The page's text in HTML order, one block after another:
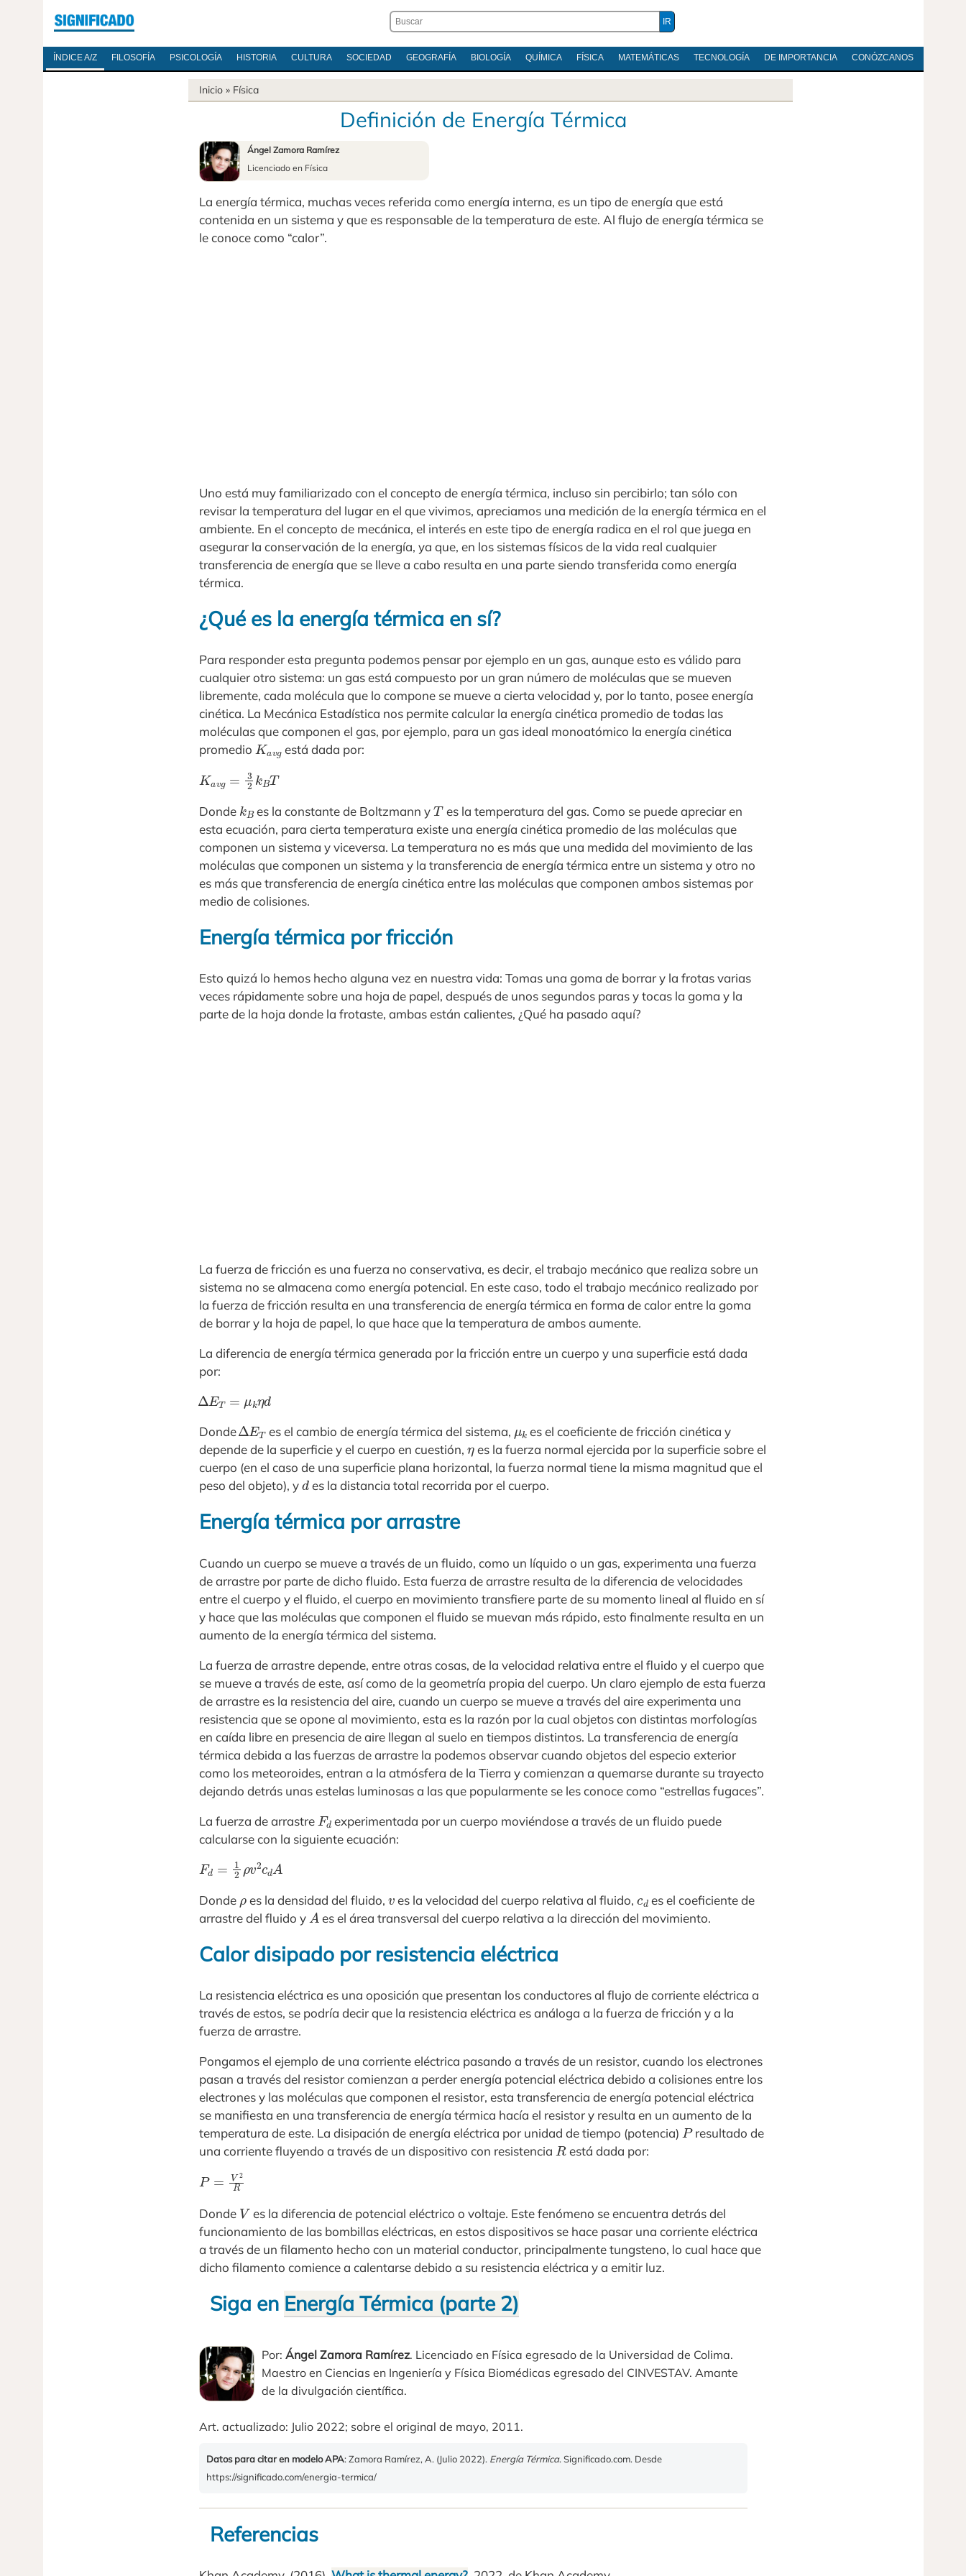
ÍNDICE A/Z FILOSOFÍA PSICOLOGÍA HISTORIA CULTURA SOCIEDAD GEOGRAFÍA BIOLOGÍA QUÍMICA FÍSICA MATEMÁTICAS TECNOLOGÍA DE IMPORTANCIA CONÓZCANOS
Inicio » Física
Definición de Energía Térmica
Ángel Zamora Ramírez
Licenciado en Física
La energía térmica, muchas veces referida como energía interna, es un tipo de energía que está
contenida en un sistema y que es responsable de la temperatura de este. Al flujo de energía térmica se
le conoce como “calor”.
Uno está muy familiarizado con el concepto de energía térmica, incluso sin percibirlo; tan sólo con
revisar la temperatura del lugar en el que vivimos, apreciamos una medición de la energía térmica en el
ambiente. En el concepto de mecánica, el interés en este tipo de energía radica en el rol que juega en
asegurar la conservación de la energía, ya que, en los sistemas físicos de la vida real cualquier
transferencia de energía que se lleve a cabo resulta en una parte siendo transferida como energía
térmica.
¿Qué es la energía térmica en sí?
Para responder esta pregunta podemos pensar por ejemplo en un gas, aunque esto es válido para
cualquier otro sistema: un gas está compuesto por un gran número de moléculas que se mueven
libremente, cada molécula que lo compone se mueve a cierta velocidad y, por lo tanto, posee energía
cinética. La Mecánica Estadística nos permite calcular la energía cinética promedio de todas las
moléculas que componen el gas, por ejemplo, para un gas ideal monoatómico la energía cinética
promedio Kav g
está dada por:
Ka 32k BT
Donde k es la constante de Boltzmann yTes la temperatura del gas. Como se puede apreciar en
esta ecuación, para cierta temperatura existe una energía cinética promedio de las moléculas que
componen un sistema y viceversa. La temperatura no es más que una medida del movimiento de las
moléculas que componen un sistema y la transferencia de energía térmica entre un sistema y otro no
es más que transferencia de energía cinética entre las moléculas que componen ambos sistemas por
medio de colisiones.
Energía térmica por fricción
Esto quizá lo hemos hecho alguna vez en nuestra vida: Tomas una goma de borrar y la frotas varias
veces rápidamente sobre una hoja de papel, después de unos segundos paras y tocas la goma y la
parte de la hoja donde la frotaste, ambas están calientes, ¿Qué ha pasado aquí?
La fuerza de fricción es una fuerza no conservativa, es decir, el trabajo mecánico que realiza sobre un
sistema no se almacena como energía potencial. En este caso, todo el trabajo mecánico realizado por
la fuerza de fricción resulta en una transferencia de energía térmica en forma de calor entre la goma
de borrar y la hoja de papel, lo que hace que la temperatura de ambos aumente.
La diferencia de energía térmica generada por la fricción entre un cuerpo y una superficie está dada
por:
Δ E d
Donde Δ E es el cambio de energía térmica del sistema,
es el coeficiente de fricción cinética y
depende de la superficie y el cuerpo en cuestión, ηes la fuerza normal ejercida por la superficie sobre el
cuerpo (en el caso de una superficie plana horizontal, la fuerza normal tiene la misma magnitud que el
peso del objeto), y des la distancia total recorrida por el cuerpo.
Energía térmica por arrastre
Cuando un cuerpo se mueve a través de un fluido, como un líquido o un gas, experimenta una fuerza
de arrastre por parte de dicho fluido. Esta fuerza de arrastre resulta de la diferencia de velocidades
entre el cuerpo y el fluido, el cuerpo en movimiento transfiere parte de su momento lineal al fluido en sí
y hace que las moléculas que componen el fluido se muevan más rápido, esto finalmente resulta en un
aumento de la energía térmica del sistema.
La fuerza de arrastre depende, entre otras cosas, de la velocidad relativa entre el fluido y el cuerpo que
se mueve a través de este, así como de la geometría propia del cuerpo. Un claro ejemplo de esta fuerza
de arrastre es la resistencia del aire, cuando un cuerpo se mueve a través del aire experimenta una
resistencia que se opone al movimiento, esta es la razón por la cual objetos con distintas morfologías
en caída libre en presencia de aire llegan al suelo en tiempos distintos. La transferencia de energía
térmica debida a las fuerzas de arrastre la podemos observar cuando objetos del especio exterior
como los meteoroides, entran a la atmósfera de la Tierra y comienzan a quemarse durante su trayecto
dejando detrás unas estelas luminosas a las que popularmente se les conoce como “estrellas fugaces”.
La fuerza de arrastre Fd experimentada por un cuerpo moviéndose a través de un fluido puede
calcularse con la siguiente ecuación:
Fd 2 2 d
Donde es la densidad del fluido, es la velocidad del cuerpo relativa al fluido,
es el coeficiente de
arrastre del fluido yAes el área transversal del cuerpo relativa a la dirección del movimiento.
Calor disipado por resistencia eléctrica
La resistencia eléctrica es una oposición que presentan los conductores al flujo de corriente eléctrica a
través de estos, se podría decir que la resistencia eléctrica es análoga a la fuerza de fricción y a la
fuerza de arrastre.
Pongamos el ejemplo de una corriente eléctrica pasando a través de un resistor, cuando los electrones
pasan a través del resistor comienzan a perder energía potencial eléctrica debido a colisiones entre los
electrones y las moléculas que componen el resistor, esta transferencia de energía potencial eléctrica
se manifiesta en una transferencia de energía térmica hacía el resistor y resulta en un aumento de la
temperatura de este. La disipación de energía eléctrica por unidad de tiempo (potencia) Presultado de
una corriente fluyendo a través de un dispositivo con resistencia Restá dada por:
P= 2R
Donde Ves la diferencia de potencial eléctrico o voltaje. Este fenómeno se encuentra detrás del
funcionamiento de las bombillas eléctricas, en estos dispositivos se hace pasar una corriente eléctrica
a través de un filamento hecho con un material conductor, principalmente tungsteno, lo cual hace que
dicho filamento comience a calentarse debido a su resistencia eléctrica y a emitir luz.
Siga en Energía Térmica (parte 2)
Por: Ángel Zamora Ramírez. Licenciado en Física egresado de la Universidad de Colima.
Maestro en Ciencias en Ingeniería y Física Biomédicas egresado del CINVESTAV. Amante
de la divulgación científica.
Art. actualizado: Julio 2022; sobre el original de mayo, 2011.
Datos para citar en modelo APA: Zamora Ramírez, A. (Julio 2022). Energía Térmica. Significado.com. Desde
https://significado.com/energia-termica/
Referencias